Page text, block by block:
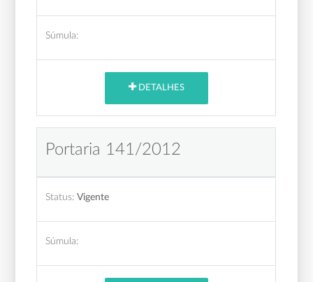
Súmula:
DETALHES
Portaria 141/2012
Status: Vigente
Súmula: